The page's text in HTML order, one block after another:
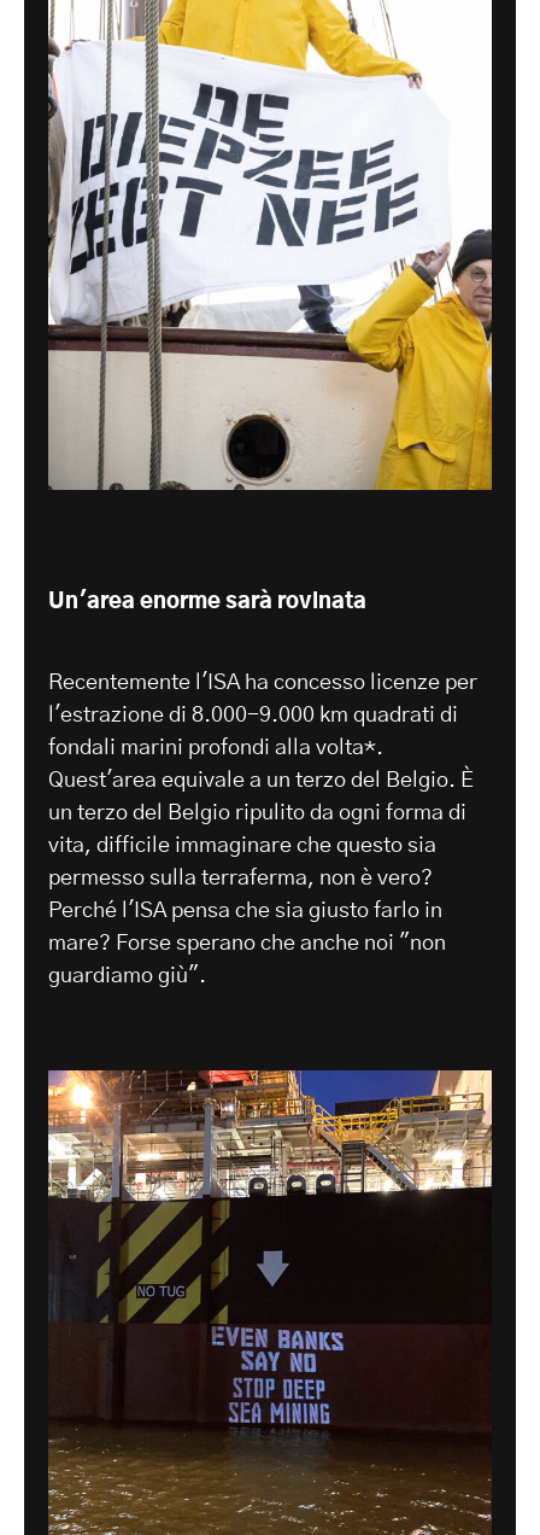
Un'area enorme sarà rovinata
Recentemente l'ISA ha concesso licenze per
l'estrazione di 8.000-9.000 km quadrati di
fondali marini profondi alla volta*.
Quest'area equivale a un terzo del Belgio. È
un terzo del Belgio ripulito da ogni forma di
vita, difficile immaginare che questo sia
permesso sulla terraferma, non è vero?
Perché l'ISA pensa che sia giusto farlo in
mare? Forse sperano che anche noi "non
guardiamo giù".